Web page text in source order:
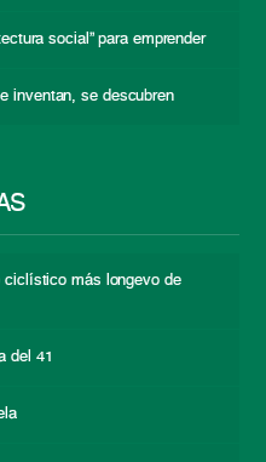
social” para emprender
inventan, se descubren
ciclístico más longevo de
del 41